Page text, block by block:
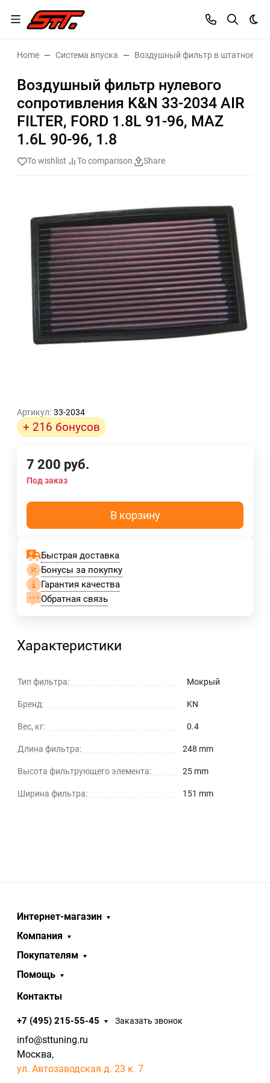
Home Система впуска Воздушный фильтр в штатное
Воздушный фильтр нулевого
сопротивления K&N 33-2034 AIR
FILTER, FORD 1.8L 91-96, MAZ
1.6L 90-96, 1.8
To wishlist To comparison Share
Артикул: 33-2034
+ 216 бонусов
7 200 руб.
Под заказ
В корзину
Быстрая доставка
Бонусы за покупку
Гарантия качества
Обратная связь
Характеристики
Тип фильтра: Мокрый
Бренд: KN
Вес, кг: 0.4
Длина фильтра: 248 mm
Высота фильтрующего элемента: 25 mm
Ширина фильтра: 151 mm
Интернет-магазин
Компания
Покупателям
Помощь
Контакты
+7 (495) 215-55-45 Заказать звонок
info@sttuning.ru
Москва,
ул. Автозаводская д. 23 к. 7